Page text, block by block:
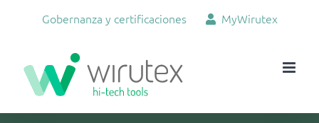
Gobernanza y certificaciones MyWirutex